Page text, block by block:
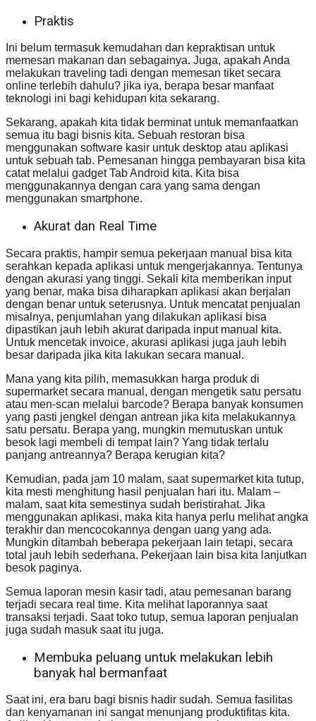
Praktis
Ini belum termasuk kemudahan dan kepraktisan untuk
memesan makanan dan sebagainya. Juga, apakah Anda
melakukan traveling tadi dengan memesan tiket secara
online terlebih dahulu? jika iya, berapa besar manfaat
teknologi ini bagi kehidupan kita sekarang.
Sekarang, apakah kita tidak berminat untuk memanfaatkan
semua itu bagi bisnis kita. Sebuah restoran bisa
menggunakan software kasir untuk desktop atau aplikasi
untuk sebuah tab. Pemesanan hingga pembayaran bisa kita
catat melalui gadget Tab Android kita. Kita bisa
menggunakannya dengan cara yang sama dengan
menggunakan smartphone.
Akurat dan Real Time
Secara praktis, hampir semua pekerjaan manual bisa kita
serahkan kepada aplikasi untuk mengerjakannya. Tentunya
dengan akurasi yang tinggi. Sekali kita memberikan input
yang benar, maka bisa diharapkan aplikasi akan berjalan
dengan benar untuk seterusnya. Untuk mencatat penjualan
misalnya, penjumlahan yang dilakukan aplikasi bisa
dipastikan jauh lebih akurat daripada input manual kita.
Untuk mencetak invoice, akurasi aplikasi juga jauh lebih
besar daripada jika kita lakukan secara manual.
Mana yang kita pilih, memasukkan harga produk di
supermarket secara manual, dengan mengetik satu persatu
atau men-scan melalui barcode? Berapa banyak konsumen
yang pasti jengkel dengan antrean jika kita melakukannya
satu persatu. Berapa yang, mungkin memutuskan untuk
besok lagi membeli di tempat lain? Yang tidak terlalu
panjang antreannya? Berapa kerugian kita?
Kemudian, pada jam 10 malam, saat supermarket kita tutup,
kita mesti menghitung hasil penjualan hari itu. Malam –
malam, saat kita semestinya sudah beristirahat. Jika
menggunakan aplikasi, maka kita hanya perlu melihat angka
terakhir dan mencocokannya dengan uang yang ada.
Mungkin ditambah beberapa pekerjaan lain tetapi, secara
total jauh lebih sederhana. Pekerjaan lain bisa kita lanjutkan
besok paginya.
Semua laporan mesin kasir tadi, atau pemesanan barang
terjadi secara real time. Kita melihat laporannya saat
transaksi terjadi. Saat toko tutup, semua laporan penjualan
juga sudah masuk saat itu juga.
Membuka peluang untuk melakukan lebih
banyak hal bermanfaat
Saat ini, era baru bagi bisnis hadir sudah. Semua fasilitas
dan kenyamanan ini sangat menunjang produktifitas kita.